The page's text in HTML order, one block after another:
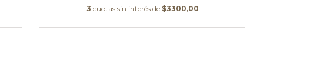
3 cuotas sin interés de $3300,00